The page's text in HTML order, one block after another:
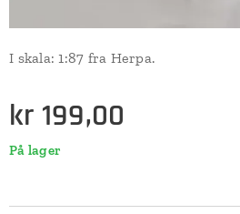
I skala: 1:87 fra Herpa.
kr 199,00
På lager